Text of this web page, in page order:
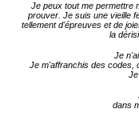
Je peux tout me permettre
prouver. Je suis une vieille
tellement d'épreuves et de
la
Je
Je m'affranchis des codes,
dans